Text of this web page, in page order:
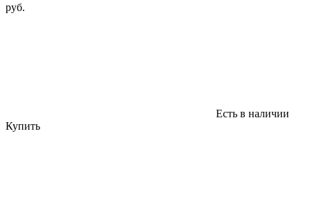
руб.
Есть в наличии
Купить